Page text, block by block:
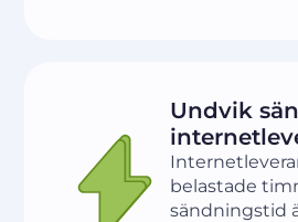
Undvik
belastade
sändningstid